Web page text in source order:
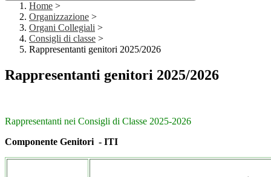
Home >
Organizzazione >
Organi Collegiali >
Consigli di classe >
Rappresentanti genitori 2025/2026
Rappresentanti genitori 2025/2026
Rappresentanti nei Consigli di Classe 2025-2026
Componente Genitori - ITI